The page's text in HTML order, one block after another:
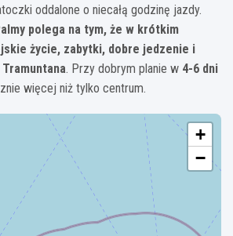
oddalone o niecałą godzinę jazdy.
polega na tym, że w krótkim
życie, zabytki, dobre jedzenie i
. Przy dobrym planie w 4-6 dni
więcej niż tylko centrum.
+
−